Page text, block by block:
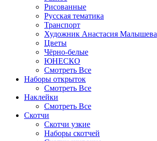
Рисованные
Русская тематика
Транспорт
Художник Анастасия Малышева
Цветы
Чёрно-белые
ЮНЕСКО
Смотреть Все
Наборы открыток
Смотреть Все
Наклейки
Смотреть Все
Скотчи
Скотчи узкие
Наборы скотчей